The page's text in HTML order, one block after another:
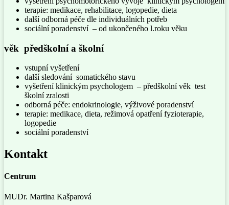
terapie: medikace, rehabilitace, logopedie, dieta
další odborná péče dle individuálních potřeb
sociální poradenství – od ukončeného l.roku věku
věk předškolní a školní
vstupní vyšetření
další sledování somatického stavu
vyšetření klinickým psychologem – předškolní věk test
školní zralosti
odborná péče: endokrinologie, výživové poradenství
terapie: medikace, dieta, režimová opatření fyzioterapie,
logopedie
sociální poradenství
Kontakt
Centrum
MUDr. Martina Kašparová